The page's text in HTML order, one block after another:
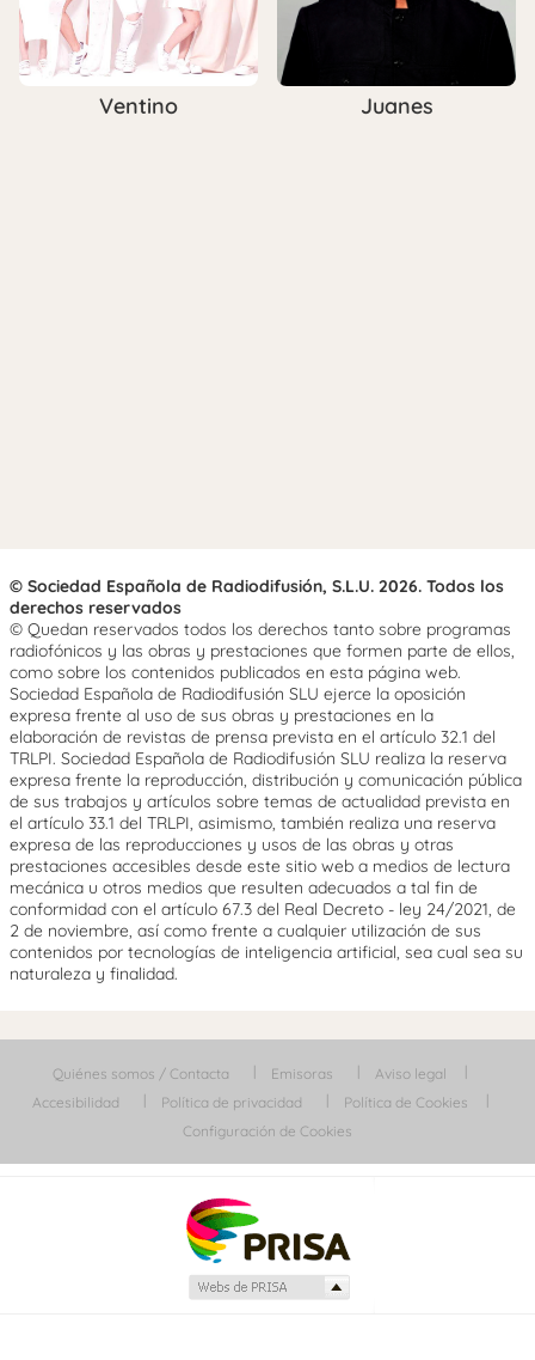
Ventino Juanes
© Sociedad Española de Radiodifusión, S.L.U. 2026. Todos los
derechos reservados
© Quedan reservados todos los derechos tanto sobre programas
radiofónicos y las obras y prestaciones que formen parte de ellos,
como sobre los contenidos publicados en esta página web.
Sociedad Española de Radiodifusión SLU ejerce la oposición
expresa frente al uso de sus obras y prestaciones en la
elaboración de revistas de prensa prevista en el artículo 32.1 del
TRLPI. Sociedad Española de Radiodifusión SLU realiza la reserva
expresa frente la reproducción, distribución y comunicación pública
de sus trabajos y artículos sobre temas de actualidad prevista en
el artículo 33.1 del TRLPI, asimismo, también realiza una reserva
expresa de las reproducciones y usos de las obras y otras
prestaciones accesibles desde este sitio web a medios de lectura
mecánica u otros medios que resulten adecuados a tal fin de
conformidad con el artículo 67.3 del Real Decreto - ley 24/2021, de
2 de noviembre, así como frente a cualquier utilización de sus
contenidos por tecnologías de inteligencia artificial, sea cual sea su
naturaleza y finalidad.
Quiénes somos / Contacta Emisoras
Aviso legal
Accesibilidad
Política de privacidad
Política de Cookies
Configuración de Cookies